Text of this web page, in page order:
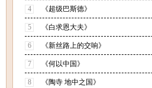
4 《超级巴斯德》
5 《白求恩大夫》
6 《新丝路上的交响》
7 《何以中国》
8 《陶寺 地中之国》